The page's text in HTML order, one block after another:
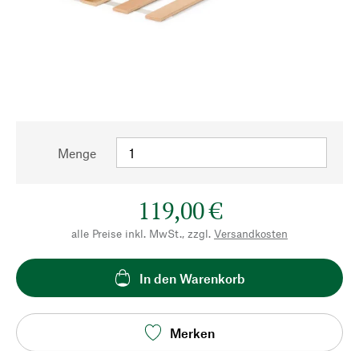
Menge
119,00 €
alle Preise inkl. MwSt., zzgl. Versandkosten
In den Warenkorb
Merken